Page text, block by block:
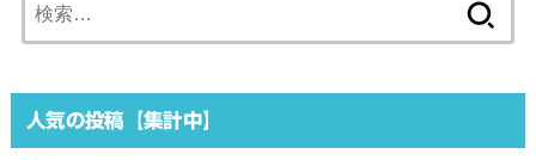
索:
人気の投稿【集計中】